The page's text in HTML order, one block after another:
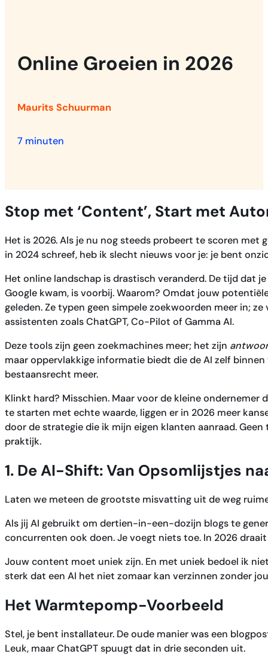
Online Groeien in 2026
Maurits Schuurman
7 minuten
Stop met ‘Content’, Start met
Het is 2026. Als je nu nog steeds probeert te scoren met
in 2024 schreef, heb ik slecht nieuws voor je: je bent
Het online landschap is drastisch veranderd. De tijd dat
Google kwam, is voorbij. Waarom? Omdat jouw
geleden. Ze typen geen simpele zoekwoorden meer in;
assistenten zoals ChatGPT, Co-Pilot of Gamma AI.
Deze tools zijn geen zoekmachines meer; het zijn
maar oppervlakkige informatie biedt die de AI zelf
bestaansrecht meer.
Klinkt hard? Misschien. Maar voor de kleine
te starten met echte waarde, liggen er in 2026 meer
door de strategie die ik mijn eigen klanten aanraad.
praktijk.
1. De AI-Shift: Van Opsomlijstjes
Laten we meteen de grootste misvatting uit de weg
Als jij AI gebruikt om dertien-in-een-dozijn blogs te
concurrenten ook doen. Je voegt niets toe. In 2026
Jouw content moet uniek zijn. En met uniek bedoel ik
sterk dat een AI het niet zomaar kan verzinnen zonder
Het Warmtepomp-Voorbeeld
Stel, je bent installateur. De oude manier was een
Leuk, maar ChatGPT spuugt dat in drie seconden uit.